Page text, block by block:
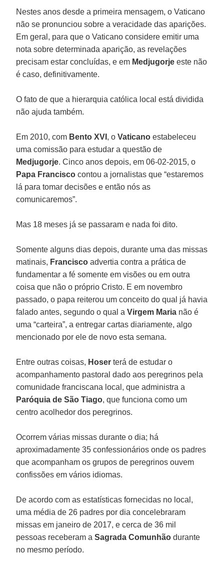
Nestes anos desde a primeira mensagem, o Vaticano
não se pronunciou sobre a veracidade das aparições.
Em geral, para que o Vaticano considere emitir uma
nota sobre determinada aparição, as revelações
precisam estar concluídas, e em Medjugorje este não
é caso, definitivamente.
O fato de que a hierarquia católica local está dividida
não ajuda também.
Em 2010, com Bento XVI , oVaticano estabeleceu
uma comissão para estudar a questão de
Medjugorje. Cinco anos depois, em 06-02-2015, o
Papa Francisco contou a jornalistas que “estaremos
lá para tomar decisões e então nós as
comunicaremos”.
Mas 18 meses já se passaram e nada foi dito.
Somente alguns dias depois, durante uma das missas
matinais, Francisco advertia contra a prática de
fundamentar a fé somente em visões ou em outra
coisa que não o próprio Cristo. E em novembro
passado, o papa reiterou um conceito do qual já havia
falado antes, segundo o qual aVirgem Maria não é
uma “carteira”, a entregar cartas diariamente, algo
mencionado por ele de novo esta semana.
Entre outras coisas, Hoser terá de estudar o
acompanhamento pastoral dado aos peregrinos pela
comunidade franciscana local, que administra a
Paróquia de São Tiago, que funciona como um
centro acolhedor dos peregrinos.
Ocorrem várias missas durante o dia; há
aproximadamente 35 confessionários onde os padres
que acompanham os grupos de peregrinos ouvem
confissões em vários idiomas.
De acordo com as estatísticas fornecidas no local,
uma média de 26 padres por dia concelebraram
missas em janeiro de 2017, e cerca de 36 mil
pessoas receberam aSagrada Comunhão durante
no mesmo período.